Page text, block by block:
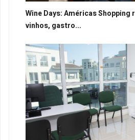
Wine Days: Américas Shopping
vinhos, gastro...